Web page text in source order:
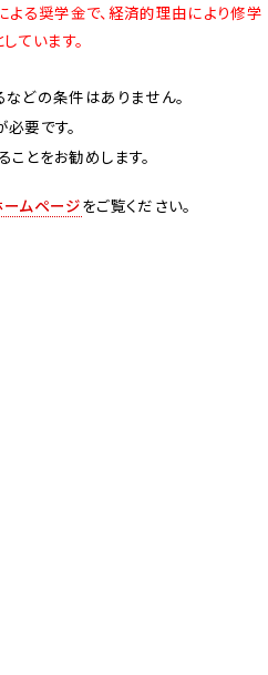
る奨学金で、経済的理由により修学
ています。
どの条件はありません。
要です。
とをお勧めします。
ムページをご覧ください。